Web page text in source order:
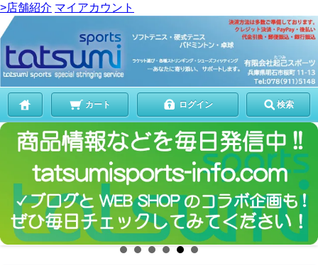
>店舗紹介 マイアカウント
カート ログイン 検索